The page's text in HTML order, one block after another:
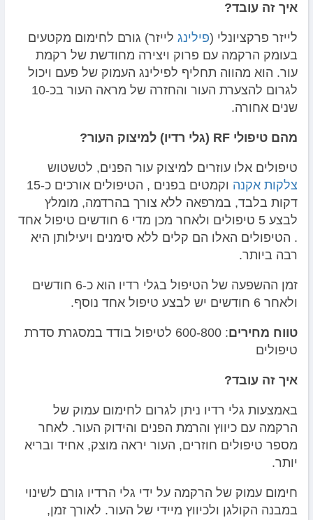
איך זה עובד?
לייזר פרקציונלי (פילינג לייזר) גורם לחימום מקטעים
בעומק הרקמה עם פרוק ויצירה מחודשת של רקמת
עור. הוא מהווה תחליף לפילינג העמוק של פעם ויכול
לגרום להצערת העור והחזרה של מראה העור בכ-10
שנים אחורה.
מהם טיפולי RF (גלי רדיו) למיצוק העור?
טיפולים אלו עוזרים למיצוק עור הפנים, לטשטוש
צלקות אקנה
וקמטים בפנים , הטיפולים אורכים כ-15
דקות בלבד, במרפאה ללא צורך בהרדמה, מומלץ
לבצע 5 טיפולים ולאחר מכן מדי 6 חודשים טיפול אחד
. הטיפולים האלו הם קלים ללא סימנים ויעילותן היא
רבה ביותר.
זמן ההשפעה של הטיפול בגלי רדיו הוא כ-6 חודשים
ולאחר 6 חודשים יש לבצע טיפול אחד נוסף.
טווח מחירים
: 600-800 לטיפול בודד במסגרת סדרת
טיפולים
איך זה עובד?
באמצעות גלי רדיו ניתן לגרום לחימום עמוק של
הרקמה עם כיווץ והרמת הפנים והידוק העור. לאחר
מספר טיפולים חוזרים, העור יראה מוצק, אחיד ובריא
יותר.
חימום עמוק של הרקמה על ידי גלי הרדיו גורם לשינוי
במבנה הקולגן ולכיווץ מיידי של העור. לאורך זמן,